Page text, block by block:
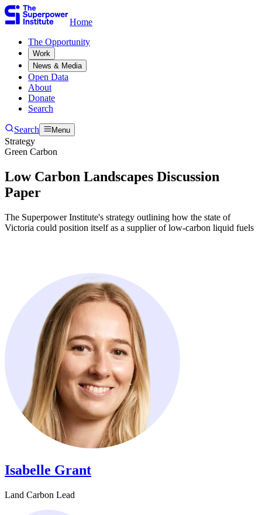
Home
The Opportunity​​​​‌ ‍ ​‍​‍‌‍ ‌ ​‍‌‍‍‌‌‍‌ ‌‍‍‌‌‍ ‍​‍​‍​ ‍‍​‍​‍‌ ​ ‌‍​‌‌‍ ‍‌‍‍‌‌ ‌​‌ ‍‌​‍ ‍‌‍‍‌‌‍ ​‍​‍​‍ ​​‍​‍‌‍‍​‌ ​‍‌‍‌‌‌‍‌‍​‍​‍​ ‍‍​‍​‍‌‍‍​‌ ‌​‌ ‌​‌ ​​​ ‍‍​‍ ​‍ ‌‍ ​‌‍ ‌‍​ ‌‍​‌‌‍ ​‌‍‍​‌‍ ‌ ​ ‌ ‌​​ ‍‍​ ​ ​ ​ ​ ​ ​ ​ ​‍ ‌‍‍‌‌‍ ‍‌ ‌​‌‍‌‌‌‍ ‍‌ ‌​​‍ ‌‍‌‌‌‍‌​‌‍‍‌‌ ‌​​‍ ‌‍ ‌‌‍ ‌‍‌​‌‍‌‌​ ‌‌ ​​‌ ​‍‌‍‌‌‌ ​ ‌‍‌‌‌‍ ‍‌ ‌​‌‍​‌‌ ‌​‌‍‍‌‌‍ ‌‍ ‍​ ‍ ‌‍‍‌‌‍‌​​ ‌​ ​‍​ ‌‍​ ‌‌​ ‌‍​ ​​‌‍‌‌​ ‍​​ ​​​‍ ‌​ ‌ ​ ‌​​ ‌‍​ ‌‌​‍ ‌​ ‌​​ ‍​​ ​ ​ ‍‌​‍ ‌​ ‍​​ ‌‍​ ​‍​ ‍‌​‍ ‌​ ‌‌​ ‌‌​ ‌ ​ ​‍‌‍‌‍​ ‍​​ ​‍​ ‍‌​ ‌‌​ ‍​​ ​​‌‍‌‌​ ‍ ‌ ‌​‌ ‍‌‌ ​​‌‍‌‌​ ‌‌ ​ ‌‍‌‌‌ ‌​‌ ‌​‌‍‍‌‌‍ ‍‌‍‌ ‌ ​ ​ ‍ ‌ ​​‌‍​‌‌ ‌​‌‍‍​​ ‌‌ ​ ‌‍‍‌‌ ‌​‌‍‌‌‌​ ‍‌‍​‌‌ ‌‍‌​‍‌‌ ‌​‌‍‌‌‌‍ ‌‌ ​ ​‍‌‌​ ‌‌‌​​‍‌‌ ‌‍‍ ‌‍‌‌‌ ‍‌​‍‌‌​ ​ ‌​‌​​‍‌‌​ ​ ‌​‌​​‍‌‌​ ​‍​ ​‍‌‍‌‌‌‍​‍‌‍‌‌‌‍​ ‌‍​‍‌‍​‌​ ​​​ ​​​ ​​​ ‌​​ ​​‌‍​ ​‍‌‌​ ​‍​ ​‍​‍‌‌​ ‌‌‌​‌​​‍ ‍‌‍ ​‌‍​‌‌‍​‍‌‍‌‌‌‍ ​​ ‌‍​‍‌‍​‌‌ ​ ‌‍‌‌‌‌‌‌‌ ​‍‌‍ ​​ ‌‌‍‍​‌ ‌​‌ ‌​‌ ​​​‍‌‌​ ​ ‌​​‌​‍‌‌​ ​‍‌​‌‍​‍‌‌​ ​‍‌​‌‍‌‍ ​‌‍ ‌‍​ ‌‍​‌‌‍ ​‌‍‍​‌‍ ‌ ​ ‌ ‌​​‍‌‌​ ​ ‌​​‌​ ​ ​ ​ ​ ​ ​ ​ ​‍‌‍‌‍‍‌‌‍‌​​ ‌​ ​‍​ ‌‍​ ‌‌​ ‌‍​ ​​‌‍‌‌​ ‍​​ ​​​‍ ‌​ ‌ ​ ‌​​ ‌‍​ ‌‌​‍ ‌​ ‌​​ ‍​​ ​ ​ ‍‌​‍ ‌​ ‍​​ ‌‍​ ​‍​ ‍‌​‍ ‌​ ‌‌​ ‌‌​ ‌ ​ ​‍‌‍‌‍​ ‍​​ ​‍​ ‍‌​ ‌‌​ ‍​​ ​​‌‍‌‌​‍‌‍‌ ‌​‌ ‍‌‌ ​​‌‍‌‌​ ‌‌ ​ ‌‍‌‌‌ ‌​‌ ‌​‌‍‍‌‌‍ ‍‌‍‌ ‌ ​ ​‍‌‍‌ ​​‌‍​‌‌ ‌​‌‍‍​​ ‌‌ ​ ‌‍‍‌‌ ‌​‌‍‌‌‌​ ‍‌‍​‌‌ ‌‍‌​‍‌‌ ‌​‌‍‌‌‌‍ ‌‌ ​ ​‍‌‌​ ‌‌‌​​‍‌‌ ‌‍‍ ‌‍‌‌‌ ‍‌​‍‌‌​ ​ ‌​‌​​‍‌‌​ ​ ‌​‌​​‍‌‌​ ​‍​ ​‍‌‍‌‌‌‍​‍‌‍‌‌‌‍​ ‌‍​‍‌‍​‌​ ​​​ ​​​ ​​​ ‌​​ ​​‌‍​ ​‍‌‌​ ​‍​ ​‍​‍‌‌​ ‌‌‌​‌​​‍ ‍‌‍ ​‌‍​‌‌‍​‍‌‍‌‌‌‍ ​​‍‌‍‌ ​​‌‍‌‌‌ ​‍‌ ​ ‌ ​​‌‍‌‌‌‍​ ‌ ‌​‌‍‍‌‌ ‌‍‌‍‌‌​ ‌‌ ​​‌ ‌‌‌‍​‍‌‍ ​‌‍‍‌‌ ​ ‌‍‍​‌‍‌‌‌‍‌​​‍​‍‌ ‌
Work​​​​‌ ‍ ​‍​‍‌‍ ‌ ​‍‌‍‍‌‌‍‌ ‌‍‍‌‌‍ ‍​‍​‍​ ‍‍​‍​‍‌ ​ ‌‍​‌‌‍ ‍‌‍‍‌‌ ‌​‌ ‍‌​‍ ‍‌‍‍‌‌‍ ​‍​‍​‍ ​​‍​‍‌‍‍​‌ ​‍‌‍‌‌‌‍‌‍​‍​‍​ ‍‍​‍​‍‌‍‍​‌ ‌​‌ ‌​‌ ​​​ ‍‍​‍ ​‍ ‌‍ ​‌‍ ‌‍​ ‌‍​‌‌‍ ​‌‍‍​‌‍ ‌ ​ ‌ ‌​​ ‍‍​ ​ ​ ​ ​ ​ ​ ​ ​‍ ‌‍‍‌‌‍ ‍‌ ‌​‌‍‌‌‌‍ ‍‌ ‌​​‍ ‌‍‌‌‌‍‌​‌‍‍‌‌ ‌​​‍ ‌‍ ‌‌‍ ‌‍‌​‌‍‌‌​ ‌‌ ​​‌ ​‍‌‍‌‌‌ ​ ‌‍‌‌‌‍ ‍‌ ‌​‌‍​‌‌ ‌​‌‍‍‌‌‍ ‌‍ ‍​ ‍ ‌‍‍‌‌‍‌​​ ‌​ ​‍​ ‌‍​ ‌‌​ ‌‍​ ​​‌‍‌‌​ ‍​​ ​​​‍ ‌​ ‌ ​ ‌​​ ‌‍​ ‌‌​‍ ‌​ ‌​​ ‍​​ ​ ​ ‍‌​‍ ‌​ ‍​​ ‌‍​ ​‍​ ‍‌​‍ ‌​ ‌‌​ ‌‌​ ‌ ​ ​‍‌‍‌‍​ ‍​​ ​‍​ ‍‌​ ‌‌​ ‍​​ ​​‌‍‌‌​ ‍ ‌ ‌​‌ ‍‌‌ ​​‌‍‌‌​ ‌‌ ​ ‌‍‌‌‌ ‌​‌ ‌​‌‍‍‌‌‍ ‍‌‍‌ ‌ ​ ​ ‍ ‌ ​​‌‍​‌‌ ‌​‌‍‍​​ ‌‌ ​ ‌‍‍‌‌ ‌​‌‍‌‌‌​ ‍‌‍​‌‌ ‌‍‌​‍‌‌ ‌​‌‍‌‌‌‍ ‌‌ ​ ​‍‌‌​ ‌‌‌​​‍‌‌ ‌‍‍ ‌‍‌‌‌ ‍‌​‍‌‌​ ​ ‌​‌​​‍‌‌​ ​ ‌​‌​​‍‌‌​ ​‍​ ​‍​ ‌‌​ ​​‌‍‌‍‌‍​‌‌‍‌​​ ‌‌​ ‌ ‌‍‌‍​ ‌ ‌‍​‌‌‍‌‌​ ​‍​ ‌ ​ ‌​‌‍‌‌​ ‍‌‌‍​ ​ ​​‌‍‌​​ ‍‌​ ​ ​ ‌‌​ ‌‌​ ​‍​ ‌ ​ ‌ ​ ‌‌‌‍‌​‌‍​‌​ ‍‌​ ​​​ ‌ ​‍‌‌​ ​‍​ ​‍​‍‌‌​ ‌‌‌​‌​​‍ ‍‌‍ ​‌‍​‌‌‍​‍‌‍‌‌‌‍ ​​ ‌‍​‍‌‍​‌‌ ​ ‌‍‌‌‌‌‌‌‌ ​‍‌‍ ​​ ‌‌‍‍​‌ ‌​‌ ‌​‌ ​​​‍‌‌​ ​ ‌​​‌​‍‌‌​ ​‍‌​‌‍​‍‌‌​ ​‍‌​‌‍‌‍ ​‌‍ ‌‍​ ‌‍​‌‌‍ ​‌‍‍​‌‍ ‌ ​ ‌ ‌​​‍‌‌​ ​ ‌​​‌​ ​ ​ ​ ​ ​ ​ ​ ​‍‌‍‌‍‍‌‌‍‌​​ ‌​ ​‍​ ‌‍​ ‌‌​ ‌‍​ ​​‌‍‌‌​ ‍​​ ​​​‍ ‌​ ‌ ​ ‌​​ ‌‍​ ‌‌​‍ ‌​ ‌​​ ‍​​ ​ ​ ‍‌​‍ ‌​ ‍​​ ‌‍​ ​‍​ ‍‌​‍ ‌​ ‌‌​ ‌‌​ ‌ ​ ​‍‌‍‌‍​ ‍​​ ​‍​ ‍‌​ ‌‌​ ‍​​ ​​‌‍‌‌​‍‌‍‌ ‌​‌ ‍‌‌ ​​‌‍‌‌​ ‌‌ ​ ‌‍‌‌‌ ‌​‌ ‌​‌‍‍‌‌‍ ‍‌‍‌ ‌ ​ ​‍‌‍‌ ​​‌‍​‌‌ ‌​‌‍‍​​ ‌‌ ​ ‌‍‍‌‌ ‌​‌‍‌‌‌​ ‍‌‍​‌‌ ‌‍‌​‍‌‌ ‌​‌‍‌‌‌‍ ‌‌ ​ ​‍‌‌​ ‌‌‌​​‍‌‌ ‌‍‍ ‌‍‌‌‌ ‍‌​‍‌‌​ ​ ‌​‌​​‍‌‌​ ​ ‌​‌​​‍‌‌​ ​‍​ ​‍​ ‌‌​ ​​‌‍‌‍‌‍​‌‌‍‌​​ ‌‌​ ‌ ‌‍‌‍​ ‌ ‌‍​‌‌‍‌‌​ ​‍​ ‌ ​ ‌​‌‍‌‌​ ‍‌‌‍​ ​ ​​‌‍‌​​ ‍‌​ ​ ​ ‌‌​ ‌‌​ ​‍​ ‌ ​ ‌ ​ ‌‌‌‍‌​‌‍​‌​ ‍‌​ ​​​ ‌ ​‍‌‌​ ​‍​ ​‍​‍‌‌​ ‌‌‌​‌​​‍ ‍‌‍ ​‌‍​‌‌‍​‍‌‍‌‌‌‍ ​​‍‌‍‌ ​​‌‍‌‌‌ ​‍‌ ​ ‌ ​​‌‍‌‌‌‍​ ‌ ‌​‌‍‍‌‌ ‌‍‌‍‌‌​ ‌‌ ​​‌ ‌‌‌‍​‍‌‍ ​‌‍‍‌‌ ​ ‌‍‍​‌‍‌‌‌‍‌​​‍​‍‌ ‌
News & Media​​​​‌ ‍ ​‍​‍‌‍ ‌ ​‍‌‍‍‌‌‍‌ ‌‍‍‌‌‍ ‍​‍​‍​ ‍‍​‍​‍‌ ​ ‌‍​‌‌‍ ‍‌‍‍‌‌ ‌​‌ ‍‌​‍ ‍‌‍‍‌‌‍ ​‍​‍​‍ ​​‍​‍‌‍‍​‌ ​‍‌‍‌‌‌‍‌‍​‍​‍​ ‍‍​‍​‍‌‍‍​‌ ‌​‌ ‌​‌ ​​​ ‍‍​‍ ​‍ ‌‍ ​‌‍ ‌‍​ ‌‍​‌‌‍ ​‌‍‍​‌‍ ‌ ​ ‌ ‌​​ ‍‍​ ​ ​ ​ ​ ​ ​ ​ ​‍ ‌‍‍‌‌‍ ‍‌ ‌​‌‍‌‌‌‍ ‍‌ ‌​​‍ ‌‍‌‌‌‍‌​‌‍‍‌‌ ‌​​‍ ‌‍ ‌‌‍ ‌‍‌​‌‍‌‌​ ‌‌ ​​‌ ​‍‌‍‌‌‌ ​ ‌‍‌‌‌‍ ‍‌ ‌​‌‍​‌‌ ‌​‌‍‍‌‌‍ ‌‍ ‍​ ‍ ‌‍‍‌‌‍‌​​ ‌​ ​‍​ ‌‍​ ‌‌​ ‌‍​ ​​‌‍‌‌​ ‍​​ ​​​‍ ‌​ ‌ ​ ‌​​ ‌‍​ ‌‌​‍ ‌​ ‌​​ ‍​​ ​ ​ ‍‌​‍ ‌​ ‍​​ ‌‍​ ​‍​ ‍‌​‍ ‌​ ‌‌​ ‌‌​ ‌ ​ ​‍‌‍‌‍​ ‍​​ ​‍​ ‍‌​ ‌‌​ ‍​​ ​​‌‍‌‌​ ‍ ‌ ‌​‌ ‍‌‌ ​​‌‍‌‌​ ‌‌ ​ ‌‍‌‌‌ ‌​‌ ‌​‌‍‍‌‌‍ ‍‌‍‌ ‌ ​ ​ ‍ ‌ ​​‌‍​‌‌ ‌​‌‍‍​​ ‌‌ ​ ‌‍‍‌‌ ‌​‌‍‌‌‌​ ‍‌‍​‌‌ ‌‍‌​‍‌‌ ‌​‌‍‌‌‌‍ ‌‌ ​ ​‍‌‌​ ‌‌‌​​‍‌‌ ‌‍‍ ‌‍‌‌‌ ‍‌​‍‌‌​ ​ ‌​‌​​‍‌‌​ ​ ‌​‌​​‍‌‌​ ​‍​ ​‍​ ​​​ ​ ​ ‌‌​ ‍‌​ ‌‍‌‍‌‌‌‍‌​‌‍‌‌​ ‍​​ ​​​ ‌ ​ ‌‌​‍‌‌​ ​‍​ ​‍​‍‌‌​ ‌‌‌​‌​​‍ ‍‌‍ ​‌‍​‌‌‍​‍‌‍‌‌‌‍ ​​ ‌‍​‍‌‍​‌‌ ​ ‌‍‌‌‌‌‌‌‌ ​‍‌‍ ​​ ‌‌‍‍​‌ ‌​‌ ‌​‌ ​​​‍‌‌​ ​ ‌​​‌​‍‌‌​ ​‍‌​‌‍​‍‌‌​ ​‍‌​‌‍‌‍ ​‌‍ ‌‍​ ‌‍​‌‌‍ ​‌‍‍​‌‍ ‌ ​ ‌ ‌​​‍‌‌​ ​ ‌​​‌​ ​ ​ ​ ​ ​ ​ ​ ​‍‌‍‌‍‍‌‌‍‌​​ ‌​ ​‍​ ‌‍​ ‌‌​ ‌‍​ ​​‌‍‌‌​ ‍​​ ​​​‍ ‌​ ‌ ​ ‌​​ ‌‍​ ‌‌​‍ ‌​ ‌​​ ‍​​ ​ ​ ‍‌​‍ ‌​ ‍​​ ‌‍​ ​‍​ ‍‌​‍ ‌​ ‌‌​ ‌‌​ ‌ ​ ​‍‌‍‌‍​ ‍​​ ​‍​ ‍‌​ ‌‌​ ‍​​ ​​‌‍‌‌​‍‌‍‌ ‌​‌ ‍‌‌ ​​‌‍‌‌​ ‌‌ ​ ‌‍‌‌‌ ‌​‌ ‌​‌‍‍‌‌‍ ‍‌‍‌ ‌ ​ ​‍‌‍‌ ​​‌‍​‌‌ ‌​‌‍‍​​ ‌‌ ​ ‌‍‍‌‌ ‌​‌‍‌‌‌​ ‍‌‍​‌‌ ‌‍‌​‍‌‌ ‌​‌‍‌‌‌‍ ‌‌ ​ ​‍‌‌​ ‌‌‌​​‍‌‌ ‌‍‍ ‌‍‌‌‌ ‍‌​‍‌‌​ ​ ‌​‌​​‍‌‌​ ​ ‌​‌​​‍‌‌​ ​‍​ ​‍​ ​​​ ​ ​ ‌‌​ ‍‌​ ‌‍‌‍‌‌‌‍‌​‌‍‌‌​ ‍​​ ​​​ ‌ ​ ‌‌​‍‌‌​ ​‍​ ​‍​‍‌‌​ ‌‌‌​‌​​‍ ‍‌‍ ​‌‍​‌‌‍​‍‌‍‌‌‌‍ ​​‍‌‍‌ ​​‌‍‌‌‌ ​‍‌ ​ ‌ ​​‌‍‌‌‌‍​ ‌ ‌​‌‍‍‌‌ ‌‍‌‍‌‌​ ‌‌ ​​‌ ‌‌‌‍​‍‌‍ ​‌‍‍‌‌ ​ ‌‍‍​‌‍‌‌‌‍‌​​‍​‍‌ ‌
Open Data​​​​‌ ‍ ​‍​‍‌‍ ‌ ​‍‌‍‍‌‌‍‌ ‌‍‍‌‌‍ ‍​‍​‍​ ‍‍​‍​‍‌ ​ ‌‍​‌‌‍ ‍‌‍‍‌‌ ‌​‌ ‍‌​‍ ‍‌‍‍‌‌‍ ​‍​‍​‍ ​​‍​‍‌‍‍​‌ ​‍‌‍‌‌‌‍‌‍​‍​‍​ ‍‍​‍​‍‌‍‍​‌ ‌​‌ ‌​‌ ​​​ ‍‍​‍ ​‍ ‌‍ ​‌‍ ‌‍​ ‌‍​‌‌‍ ​‌‍‍​‌‍ ‌ ​ ‌ ‌​​ ‍‍​ ​ ​ ​ ​ ​ ​ ​ ​‍ ‌‍‍‌‌‍ ‍‌ ‌​‌‍‌‌‌‍ ‍‌ ‌​​‍ ‌‍‌‌‌‍‌​‌‍‍‌‌ ‌​​‍ ‌‍ ‌‌‍ ‌‍‌​‌‍‌‌​ ‌‌ ​​‌ ​‍‌‍‌‌‌ ​ ‌‍‌‌‌‍ ‍‌ ‌​‌‍​‌‌ ‌​‌‍‍‌‌‍ ‌‍ ‍​ ‍ ‌‍‍‌‌‍‌​​ ‌​ ​‍​ ‌‍​ ‌‌​ ‌‍​ ​​‌‍‌‌​ ‍​​ ​​​‍ ‌​ ‌ ​ ‌​​ ‌‍​ ‌‌​‍ ‌​ ‌​​ ‍​​ ​ ​ ‍‌​‍ ‌​ ‍​​ ‌‍​ ​‍​ ‍‌​‍ ‌​ ‌‌​ ‌‌​ ‌ ​ ​‍‌‍‌‍​ ‍​​ ​‍​ ‍‌​ ‌‌​ ‍​​ ​​‌‍‌‌​ ‍ ‌ ‌​‌ ‍‌‌ ​​‌‍‌‌​ ‌‌ ​ ‌‍‌‌‌ ‌​‌ ‌​‌‍‍‌‌‍ ‍‌‍‌ ‌ ​ ​ ‍ ‌ ​​‌‍​‌‌ ‌​‌‍‍​​ ‌‌ ​ ‌‍‍‌‌ ‌​‌‍‌‌‌​ ‍‌‍​‌‌ ‌‍‌​‍‌‌ ‌​‌‍‌‌‌‍ ‌‌ ​ ​‍‌‌​ ‌‌‌​​‍‌‌ ‌‍‍ ‌‍‌‌‌ ‍‌​‍‌‌​ ​ ‌​‌​​‍‌‌​ ​ ‌​‌​​‍‌‌​ ​‍​ ​‍​ ‍​‌‍‌‍‌‍‌​​ ​ ​ ‍​‌‍​‍‌‍‌‌‌‍​ ​ ​‍‌‍​‍​ ‍‌​ ​ ​‍‌‌​ ​‍​ ​‍​‍‌‌​ ‌‌‌​‌​​‍ ‍‌‍ ​‌‍​‌‌‍​‍‌‍‌‌‌‍ ​​ ‌‍​‍‌‍​‌‌ ​ ‌‍‌‌‌‌‌‌‌ ​‍‌‍ ​​ ‌‌‍‍​‌ ‌​‌ ‌​‌ ​​​‍‌‌​ ​ ‌​​‌​‍‌‌​ ​‍‌​‌‍​‍‌‌​ ​‍‌​‌‍‌‍ ​‌‍ ‌‍​ ‌‍​‌‌‍ ​‌‍‍​‌‍ ‌ ​ ‌ ‌​​‍‌‌​ ​ ‌​​‌​ ​ ​ ​ ​ ​ ​ ​ ​‍‌‍‌‍‍‌‌‍‌​​ ‌​ ​‍​ ‌‍​ ‌‌​ ‌‍​ ​​‌‍‌‌​ ‍​​ ​​​‍ ‌​ ‌ ​ ‌​​ ‌‍​ ‌‌​‍ ‌​ ‌​​ ‍​​ ​ ​ ‍‌​‍ ‌​ ‍​​ ‌‍​ ​‍​ ‍‌​‍ ‌​ ‌‌​ ‌‌​ ‌ ​ ​‍‌‍‌‍​ ‍​​ ​‍​ ‍‌​ ‌‌​ ‍​​ ​​‌‍‌‌​‍‌‍‌ ‌​‌ ‍‌‌ ​​‌‍‌‌​ ‌‌ ​ ‌‍‌‌‌ ‌​‌ ‌​‌‍‍‌‌‍ ‍‌‍‌ ‌ ​ ​‍‌‍‌ ​​‌‍​‌‌ ‌​‌‍‍​​ ‌‌ ​ ‌‍‍‌‌ ‌​‌‍‌‌‌​ ‍‌‍​‌‌ ‌‍‌​‍‌‌ ‌​‌‍‌‌‌‍ ‌‌ ​ ​‍‌‌​ ‌‌‌​​‍‌‌ ‌‍‍ ‌‍‌‌‌ ‍‌​‍‌‌​ ​ ‌​‌​​‍‌‌​ ​ ‌​‌​​‍‌‌​ ​‍​ ​‍​ ‍​‌‍‌‍‌‍‌​​ ​ ​ ‍​‌‍​‍‌‍‌‌‌‍​ ​ ​‍‌‍​‍​ ‍‌​ ​ ​‍‌‌​ ​‍​ ​‍​‍‌‌​ ‌‌‌​‌​​‍ ‍‌‍ ​‌‍​‌‌‍​‍‌‍‌‌‌‍ ​​‍‌‍‌ ​​‌‍‌‌‌ ​‍‌ ​ ‌ ​​‌‍‌‌‌‍​ ‌ ‌​‌‍‍‌‌ ‌‍‌‍‌‌​ ‌‌ ​​‌ ‌‌‌‍​‍‌‍ ​‌‍‍‌‌ ​ ‌‍‍​‌‍‌‌‌‍‌​​‍​‍‌ ‌
About​​​​‌ ‍ ​‍​‍‌‍ ‌ ​‍‌‍‍‌‌‍‌ ‌‍‍‌‌‍ ‍​‍​‍​ ‍‍​‍​‍‌ ​ ‌‍​‌‌‍ ‍‌‍‍‌‌ ‌​‌ ‍‌​‍ ‍‌‍‍‌‌‍ ​‍​‍​‍ ​​‍​‍‌‍‍​‌ ​‍‌‍‌‌‌‍‌‍​‍​‍​ ‍‍​‍​‍‌‍‍​‌ ‌​‌ ‌​‌ ​​​ ‍‍​‍ ​‍ ‌‍ ​‌‍ ‌‍​ ‌‍​‌‌‍ ​‌‍‍​‌‍ ‌ ​ ‌ ‌​​ ‍‍​ ​ ​ ​ ​ ​ ​ ​ ​‍ ‌‍‍‌‌‍ ‍‌ ‌​‌‍‌‌‌‍ ‍‌ ‌​​‍ ‌‍‌‌‌‍‌​‌‍‍‌‌ ‌​​‍ ‌‍ ‌‌‍ ‌‍‌​‌‍‌‌​ ‌‌ ​​‌ ​‍‌‍‌‌‌ ​ ‌‍‌‌‌‍ ‍‌ ‌​‌‍​‌‌ ‌​‌‍‍‌‌‍ ‌‍ ‍​ ‍ ‌‍‍‌‌‍‌​​ ‌​ ​‍​ ‌‍​ ‌‌​ ‌‍​ ​​‌‍‌‌​ ‍​​ ​​​‍ ‌​ ‌ ​ ‌​​ ‌‍​ ‌‌​‍ ‌​ ‌​​ ‍​​ ​ ​ ‍‌​‍ ‌​ ‍​​ ‌‍​ ​‍​ ‍‌​‍ ‌​ ‌‌​ ‌‌​ ‌ ​ ​‍‌‍‌‍​ ‍​​ ​‍​ ‍‌​ ‌‌​ ‍​​ ​​‌‍‌‌​ ‍ ‌ ‌​‌ ‍‌‌ ​​‌‍‌‌​ ‌‌ ​ ‌‍‌‌‌ ‌​‌ ‌​‌‍‍‌‌‍ ‍‌‍‌ ‌ ​ ​ ‍ ‌ ​​‌‍​‌‌ ‌​‌‍‍​​ ‌‌ ​ ‌‍‍‌‌ ‌​‌‍‌‌‌​ ‍‌‍​‌‌ ‌‍‌​‍‌‌ ‌​‌‍‌‌‌‍ ‌‌ ​ ​‍‌‌​ ‌‌‌​​‍‌‌ ‌‍‍ ‌‍‌‌‌ ‍‌​‍‌‌​ ​ ‌​‌​​‍‌‌​ ​ ‌​‌​​‍‌‌​ ​‍​ ​‍​ ‌‍​ ​ ‌‍‌‌‌‍​‌‌‍​‍‌‍‌​‌‍‌‌​ ​​​ ‌‍​ ‌ ​ ‌ ​ ‌‌​‍‌‌​ ​‍​ ​‍​‍‌‌​ ‌‌‌​‌​​‍ ‍‌‍ ​‌‍​‌‌‍​‍‌‍‌‌‌‍ ​​ ‌‍​‍‌‍​‌‌ ​ ‌‍‌‌‌‌‌‌‌ ​‍‌‍ ​​ ‌‌‍‍​‌ ‌​‌ ‌​‌ ​​​‍‌‌​ ​ ‌​​‌​‍‌‌​ ​‍‌​‌‍​‍‌‌​ ​‍‌​‌‍‌‍ ​‌‍ ‌‍​ ‌‍​‌‌‍ ​‌‍‍​‌‍ ‌ ​ ‌ ‌​​‍‌‌​ ​ ‌​​‌​ ​ ​ ​ ​ ​ ​ ​ ​‍‌‍‌‍‍‌‌‍‌​​ ‌​ ​‍​ ‌‍​ ‌‌​ ‌‍​ ​​‌‍‌‌​ ‍​​ ​​​‍ ‌​ ‌ ​ ‌​​ ‌‍​ ‌‌​‍ ‌​ ‌​​ ‍​​ ​ ​ ‍‌​‍ ‌​ ‍​​ ‌‍​ ​‍​ ‍‌​‍ ‌​ ‌‌​ ‌‌​ ‌ ​ ​‍‌‍‌‍​ ‍​​ ​‍​ ‍‌​ ‌‌​ ‍​​ ​​‌‍‌‌​‍‌‍‌ ‌​‌ ‍‌‌ ​​‌‍‌‌​ ‌‌ ​ ‌‍‌‌‌ ‌​‌ ‌​‌‍‍‌‌‍ ‍‌‍‌ ‌ ​ ​‍‌‍‌ ​​‌‍​‌‌ ‌​‌‍‍​​ ‌‌ ​ ‌‍‍‌‌ ‌​‌‍‌‌‌​ ‍‌‍​‌‌ ‌‍‌​‍‌‌ ‌​‌‍‌‌‌‍ ‌‌ ​ ​‍‌‌​ ‌‌‌​​‍‌‌ ‌‍‍ ‌‍‌‌‌ ‍‌​‍‌‌​ ​ ‌​‌​​‍‌‌​ ​ ‌​‌​​‍‌‌​ ​‍​ ​‍​ ‌‍​ ​ ‌‍‌‌‌‍​‌‌‍​‍‌‍‌​‌‍‌‌​ ​​​ ‌‍​ ‌ ​ ‌ ​ ‌‌​‍‌‌​ ​‍​ ​‍​‍‌‌​ ‌‌‌​‌​​‍ ‍‌‍ ​‌‍​‌‌‍​‍‌‍‌‌‌‍ ​​‍‌‍‌ ​​‌‍‌‌‌ ​‍‌ ​ ‌ ​​‌‍‌‌‌‍​ ‌ ‌​‌‍‍‌‌ ‌‍‌‍‌‌​ ‌‌ ​​‌ ‌‌‌‍​‍‌‍ ​‌‍‍‌‌ ​ ‌‍‍​‌‍‌‌‌‍‌​​‍​‍‌ ‌
Donate​​​​‌ ‍ ​‍​‍‌‍ ‌ ​‍‌‍‍‌‌‍‌ ‌‍‍‌‌‍ ‍​‍​‍​ ‍‍​‍​‍‌ ​ ‌‍​‌‌‍ ‍‌‍‍‌‌ ‌​‌ ‍‌​‍ ‍‌‍‍‌‌‍ ​‍​‍​‍ ​​‍​‍‌‍‍​‌ ​‍‌‍‌‌‌‍‌‍​‍​‍​ ‍‍​‍​‍‌‍‍​‌ ‌​‌ ‌​‌ ​​​ ‍‍​‍ ​‍ ‌‍ ​‌‍ ‌‍​ ‌‍​‌‌‍ ​‌‍‍​‌‍ ‌ ​ ‌ ‌​​ ‍‍​ ​ ​ ​ ​ ​ ​ ​ ​‍ ‌‍‍‌‌‍ ‍‌ ‌​‌‍‌‌‌‍ ‍‌ ‌​​‍ ‌‍‌‌‌‍‌​‌‍‍‌‌ ‌​​‍ ‌‍ ‌‌‍ ‌‍‌​‌‍‌‌​ ‌‌ ​​‌ ​‍‌‍‌‌‌ ​ ‌‍‌‌‌‍ ‍‌ ‌​‌‍​‌‌ ‌​‌‍‍‌‌‍ ‌‍ ‍​ ‍ ‌‍‍‌‌‍‌​​ ‌​ ​‍​ ‌‍​ ‌‌​ ‌‍​ ​​‌‍‌‌​ ‍​​ ​​​‍ ‌​ ‌ ​ ‌​​ ‌‍​ ‌‌​‍ ‌​ ‌​​ ‍​​ ​ ​ ‍‌​‍ ‌​ ‍​​ ‌‍​ ​‍​ ‍‌​‍ ‌​ ‌‌​ ‌‌​ ‌ ​ ​‍‌‍‌‍​ ‍​​ ​‍​ ‍‌​ ‌‌​ ‍​​ ​​‌‍‌‌​ ‍ ‌ ‌​‌ ‍‌‌ ​​‌‍‌‌​ ‌‌ ​ ‌‍‌‌‌ ‌​‌ ‌​‌‍‍‌‌‍ ‍‌‍‌ ‌ ​ ​ ‍ ‌ ​​‌‍​‌‌ ‌​‌‍‍​​ ‌‌ ​ ‌‍‍‌‌ ‌​‌‍‌‌‌​ ‍‌‍​‌‌ ‌‍‌​‍‌‌ ‌​‌‍‌‌‌‍ ‌‌ ​ ​‍‌‌​ ‌‌‌​​‍‌‌ ‌‍‍ ‌‍‌‌‌ ‍‌​‍‌‌​ ​ ‌​‌​​‍‌‌​ ​ ‌​‌​​‍‌‌​ ​‍​ ​‍​ ‌​​ ‍‌​ ‌‍​ ​ ​ ‍​‌‍​ ​ ‌‌​ ​‍‌‍‌‌​ ​‍​ ‌‌‌‍‌‌​‍‌‌​ ​‍​ ​‍​‍‌‌​ ‌‌‌​‌​​‍ ‍‌‍ ​‌‍​‌‌‍​‍‌‍‌‌‌‍ ​​ ‌‍​‍‌‍​‌‌ ​ ‌‍‌‌‌‌‌‌‌ ​‍‌‍ ​​ ‌‌‍‍​‌ ‌​‌ ‌​‌ ​​​‍‌‌​ ​ ‌​​‌​‍‌‌​ ​‍‌​‌‍​‍‌‌​ ​‍‌​‌‍‌‍ ​‌‍ ‌‍​ ‌‍​‌‌‍ ​‌‍‍​‌‍ ‌ ​ ‌ ‌​​‍‌‌​ ​ ‌​​‌​ ​ ​ ​ ​ ​ ​ ​ ​‍‌‍‌‍‍‌‌‍‌​​ ‌​ ​‍​ ‌‍​ ‌‌​ ‌‍​ ​​‌‍‌‌​ ‍​​ ​​​‍ ‌​ ‌ ​ ‌​​ ‌‍​ ‌‌​‍ ‌​ ‌​​ ‍​​ ​ ​ ‍‌​‍ ‌​ ‍​​ ‌‍​ ​‍​ ‍‌​‍ ‌​ ‌‌​ ‌‌​ ‌ ​ ​‍‌‍‌‍​ ‍​​ ​‍​ ‍‌​ ‌‌​ ‍​​ ​​‌‍‌‌​‍‌‍‌ ‌​‌ ‍‌‌ ​​‌‍‌‌​ ‌‌ ​ ‌‍‌‌‌ ‌​‌ ‌​‌‍‍‌‌‍ ‍‌‍‌ ‌ ​ ​‍‌‍‌ ​​‌‍​‌‌ ‌​‌‍‍​​ ‌‌ ​ ‌‍‍‌‌ ‌​‌‍‌‌‌​ ‍‌‍​‌‌ ‌‍‌​‍‌‌ ‌​‌‍‌‌‌‍ ‌‌ ​ ​‍‌‌​ ‌‌‌​​‍‌‌ ‌‍‍ ‌‍‌‌‌ ‍‌​‍‌‌​ ​ ‌​‌​​‍‌‌​ ​ ‌​‌​​‍‌‌​ ​‍​ ​‍​ ‌​​ ‍‌​ ‌‍​ ​ ​ ‍​‌‍​ ​ ‌‌​ ​‍‌‍‌‌​ ​‍​ ‌‌‌‍‌‌​‍‌‌​ ​‍​ ​‍​‍‌‌​ ‌‌‌​‌​​‍ ‍‌‍ ​‌‍​‌‌‍​‍‌‍‌‌‌‍ ​​‍‌‍‌ ​​‌‍‌‌‌ ​‍‌ ​ ‌ ​​‌‍‌‌‌‍​ ‌ ‌​‌‍‍‌‌ ‌‍‌‍‌‌​ ‌‌ ​​‌ ‌‌‌‍​‍‌‍ ​‌‍‍‌‌ ​ ‌‍‍​‌‍‌‌‌‍‌​​‍​‍‌ ‌
Search
Search Menu
Strategy
Green Carbon​​​​‌ ‍ ​‍​‍‌‍ ‌ ​‍‌‍‍‌‌‍‌ ‌‍‍‌‌‍ ‍​‍​‍​ ‍‍​‍​‍‌ ​ ‌‍​‌‌‍ ‍‌‍‍‌‌ ‌​‌ ‍‌​‍ ‍‌‍‍‌‌‍ ​‍​‍​‍ ​​‍​‍‌‍‍​‌ ​‍‌‍‌‌‌‍‌‍​‍​‍​ ‍‍​‍​‍‌‍‍​‌ ‌​‌ ‌​‌ ​​​ ‍‍​‍ ​‍ ‌‍ ​‌‍ ‌‍​ ‌‍​‌‌‍ ​‌‍‍​‌‍ ‌ ​ ‌ ‌​​ ‍‍​ ​ ​ ​ ​ ​ ​ ​ ​‍ ‌‍‍‌‌‍ ‍‌ ‌​‌‍‌‌‌‍ ‍‌ ‌​​‍ ‌‍‌‌‌‍‌​‌‍‍‌‌ ‌​​‍ ‌‍ ‌‌‍ ‌‍‌​‌‍‌‌​ ‌‌ ​​‌ ​‍‌‍‌‌‌ ​ ‌‍‌‌‌‍ ‍‌ ‌​‌‍​‌‌ ‌​‌‍‍‌‌‍ ‌‍ ‍​ ‍ ‌‍‍‌‌‍‌​​ ‌​ ‌ ​ ​ ‌‍​ ‌‍‌‍​ ​​‌‍‌‍‌‍‌‍​ ‌‌​‍ ‌​ ​‍‌‍‌‍‌‍​‍‌‍​‌​‍ ‌​ ‌​‌‍‌‌​ ​​​ ‍​​‍ ‌​ ‍​​ ‌‌​ ‌‍​ ​‌​‍ ‌​ ‍‌​ ​ ​ ‌‍​ ‌‌​ ​​​ ‍‌​ ​‍​ ‍​​ ‌​​ ​‍​ ​‍‌‍‌‍​ ‍ ‌ ‌​‌ ‍‌‌ ​​‌‍‌‌​ ‌‌ ‌​‌‍‍​‌‍‌‌‌‍ ‌‌‍‌‌​ ‍ ‌ ​​‌‍​‌‌ ‌​‌‍‍​​ ‌‌‍ ‍‌‍​‌‌‍ ‌‌‍‌‌​ ‌‍​‍‌‍​‌‌ ​ ‌‍‌‌‌‌‌‌‌ ​‍‌‍ ​​ ‌‌‍‍​‌ ‌​‌ ‌​‌ ​​​‍‌‌​ ​ ‌​​‌​‍‌‌​ ​‍‌​‌‍​‍‌‌​ ​‍‌​‌‍‌‍ ​‌‍ ‌‍​ ‌‍​‌‌‍ ​‌‍‍​‌‍ ‌ ​ ‌ ‌​​‍‌‌​ ​ ‌​​‌​ ​ ​ ​ ​ ​ ​ ​ ​‍‌‍‌‍‍‌‌‍‌​​ ‌​ ‌ ​ ​ ‌‍​ ‌‍‌‍​ ​​‌‍‌‍‌‍‌‍​ ‌‌​‍ ‌​ ​‍‌‍‌‍‌‍​‍‌‍​‌​‍ ‌​ ‌​‌‍‌‌​ ​​​ ‍​​‍ ‌​ ‍​​ ‌‌​ ‌‍​ ​‌​‍ ‌​ ‍‌​ ​ ​ ‌‍​ ‌‌​ ​​​ ‍‌​ ​‍​ ‍​​ ‌​​ ​‍​ ​‍‌‍‌‍​‍‌‍‌ ‌​‌ ‍‌‌ ​​‌‍‌‌​ ‌‌ ‌​‌‍‍​‌‍‌‌‌‍ ‌‌‍‌‌​‍‌‍‌ ​​‌‍​‌‌ ‌​‌‍‍​​ ‌‌‍ ‍‌‍​‌‌‍ ‌‌‍‌‌​‍‌‍‌ ​​‌‍‌‌‌ ​‍‌ ​ ‌ ​​‌‍‌‌‌‍​ ‌ ‌​‌‍‍‌‌ ‌‍‌‍‌‌​ ‌‌ ​​‌ ‌‌‌‍​‍‌‍ ​‌‍‍‌‌ ​ ‌‍‍​‌‍‌‌‌‍‌​​‍​‍‌ ‌
Low Carbon Landscapes Discussion
Paper​​​​‌ ‍ ​‍​‍‌‍ ‌ ​‍‌‍‍‌‌‍‌ ‌‍‍‌‌‍ ‍​‍​‍​ ‍‍​‍​‍‌ ​ ‌‍​‌‌‍ ‍‌‍‍‌‌ ‌​‌ ‍‌​‍ ‍‌‍‍‌‌‍ ​‍​‍​‍ ​​‍​‍‌‍‍​‌ ​‍‌‍‌‌‌‍‌‍​‍​‍​ ‍‍​‍​‍‌‍‍​‌ ‌​‌ ‌​‌ ​​​ ‍‍​‍ ​‍ ‌‍ ​‌‍ ‌‍​ ‌‍​‌‌‍ ​‌‍‍​‌‍ ‌ ​ ‌ ‌​​ ‍‍​ ​ ​ ​ ​ ​ ​ ​ ​‍ ‌‍‍‌‌‍ ‍‌ ‌​‌‍‌‌‌‍ ‍‌ ‌​​‍ ‌‍‌‌‌‍‌​‌‍‍‌‌ ‌​​‍ ‌‍ ‌‌‍ ‌‍‌​‌‍‌‌​ ‌‌ ​​‌ ​‍‌‍‌‌‌ ​ ‌‍‌‌‌‍ ‍‌ ‌​‌‍​‌‌ ‌​‌‍‍‌‌‍ ‌‍ ‍​ ‍ ‌‍‍‌‌‍‌​​ ‌​ ​‌​ ‌ ‌‍‌‍​ ‌​‌‍​‍‌‍‌‌‌‍‌​‌‍‌‌​‍ ‌‌‍‌​​ ​ ‌‍​‌​ ‌ ​‍ ‌​ ‌​​ ​ ​ ‌‌‌‍​‍​‍ ‌‌‍​‌‌‍‌‍‌‍​‌​ ‍​​‍ ‌‌‍‌‌‌‍​ ​ ‍‌​ ‌‍​ ​‌‌‍​ ​ ‍​​ ​‌​ ‍‌​ ​‌‌‍​‌​ ‌ ​ ‍ ‌ ‌​‌ ‍‌‌ ​​‌‍‌‌​ ‌‌ ‌ ‌‍ ‌ ​‍‌‍‍ ​ ‍ ‌ ​​‌‍​‌‌ ‌​‌‍‍​​ ‌‌ ‌​‌‍‍‌‌ ‌​‌‍ ​‌‍‌‌​ ‌‍​‍‌‍​‌‌ ​ ‌‍‌‌‌‌‌‌‌ ​‍‌‍ ​​ ‌‌‍‍​‌ ‌​‌ ‌​‌ ​​​‍‌‌​ ​ ‌​​‌​‍‌‌​ ​‍‌​‌‍​‍‌‌​ ​‍‌​‌‍‌‍ ​‌‍ ‌‍​ ‌‍​‌‌‍ ​‌‍‍​‌‍ ‌ ​ ‌ ‌​​‍‌‌​ ​ ‌​​‌​ ​ ​ ​ ​ ​ ​ ​ ​‍‌‍‌‍‍‌‌‍‌​​ ‌​ ​‌​ ‌ ‌‍‌‍​ ‌​‌‍​‍‌‍‌‌‌‍‌​‌‍‌‌​‍ ‌‌‍‌​​ ​ ‌‍​‌​ ‌ ​‍ ‌​ ‌​​ ​ ​ ‌‌‌‍​‍​‍ ‌‌‍​‌‌‍‌‍‌‍​‌​ ‍​​‍ ‌‌‍‌‌‌‍​ ​ ‍‌​ ‌‍​ ​‌‌‍​ ​ ‍​​ ​‌​ ‍‌​ ​‌‌‍​‌​ ‌ ​‍‌‍‌ ‌​‌ ‍‌‌ ​​‌‍‌‌​ ‌‌ ‌ ‌‍ ‌ ​‍‌‍‍ ​‍‌‍‌ ​​‌‍​‌‌ ‌​‌‍‍​​ ‌‌ ‌​‌‍‍‌‌ ‌​‌‍ ​‌‍‌‌​‍‌‍‌ ​​‌‍‌‌‌ ​‍‌ ​ ‌ ​​‌‍‌‌‌‍​ ‌ ‌​‌‍‍‌‌ ‌‍‌‍‌‌​ ‌‌ ​​‌ ‌‌‌‍​‍‌‍ ​‌‍‍‌‌ ​ ‌‍‍​‌‍‌‌‌‍‌​​‍​‍‌ ‌
The Superpower Institute's strategy outlining how the state of
Victoria could position itself as a supplier of low-carbon liquid fuels​​​​‌ ‍ ​‍​‍‌‍ ‌ ​‍‌‍‍‌‌‍‌ ‌‍‍‌‌‍ ‍​‍​‍​ ‍‍​‍​‍‌ ​ ‌‍​‌‌‍ ‍‌‍‍‌‌ ‌​‌ ‍‌​‍ ‍‌‍‍‌‌‍ ​‍​‍​‍ ​​‍​‍‌‍‍​‌ ​‍‌‍‌‌‌‍‌‍​‍​‍​ ‍‍​‍​‍‌‍‍​‌ ‌​‌ ‌​‌ ​​​ ‍‍​‍ ​‍ ‌‍ ​‌‍ ‌‍​ ‌‍​‌‌‍ ​‌‍‍​‌‍ ‌ ​ ‌ ‌​​ ‍‍​ ​ ​ ​ ​ ​ ​ ​ ​‍ ‌‍‍‌‌‍ ‍‌ ‌​‌‍‌‌‌‍ ‍‌ ‌​​‍ ‌‍‌‌‌‍‌​‌‍‍‌‌ ‌​​‍ ‌‍ ‌‌‍ ‌‍‌​‌‍‌‌​ ‌‌ ​​‌ ​‍‌‍‌‌‌ ​ ‌‍‌‌‌‍ ‍‌ ‌​‌‍​‌‌ ‌​‌‍‍‌‌‍ ‌‍ ‍​ ‍ ‌‍‍‌‌‍‌​​ ‌​ ​‌​ ‌ ‌‍‌‍​ ‌​‌‍​‍‌‍‌‌‌‍‌​‌‍‌‌​‍ ‌‌‍‌​​ ​ ‌‍​‌​ ‌ ​‍ ‌​ ‌​​ ​ ​ ‌‌‌‍​‍​‍ ‌‌‍​‌‌‍‌‍‌‍​‌​ ‍​​‍ ‌‌‍‌‌‌‍​ ​ ‍‌​ ‌‍​ ​‌‌‍​ ​ ‍​​ ​‌​ ‍‌​ ​‌‌‍​‌​ ‌ ​ ‍ ‌ ‌​‌ ‍‌‌ ​​‌‍‌‌​ ‌‌ ‌ ‌‍ ‌ ​‍‌‍‍ ​ ‍ ‌ ​​‌‍​‌‌ ‌​‌‍‍​​ ‌‌‍‌​‌‍‌‌‌ ​ ‌‍​ ‌ ​‍‌‍‍‌‌ ​​‌ ‌​‌‍‍‌‌‍ ‌‍ ‍​‍‌‌​ ‌‌‌​​‍‌‌ ‌‍‍ ‌‍‌‌‌ ‍‌​‍‌‌​ ​ ‌​‌​​‍‌‌​ ​ ‌​‌​​‍‌‌​ ​‍​ ​‍‌‍‌‍‌‍‌‍​ ‌‍​ ​ ‌‍‌‍​ ‌‌​ ​​​ ‍‌​ ​ ‌‍​‍​ ‍​‌‍‌​​‍‌‌​ ​‍​ ​‍​‍‌‌​ ‌‌‌​‌​​‍ ‍‌‍​ ‌‍‍​‌‍‍‌‌‍ ​‌‍‌​‌ ​‍‌‍‌‌‌‍ ‍​‍‌‌​ ‌‌‌​​‍‌‌ ‌‍‍ ‌‍‌‌‌ ‍‌​‍‌‌​ ​ ‌​‌​​‍‌‌​ ​ ‌​‌​​‍‌‌​ ​‍​ ​‍‌‍​‌​ ​​​ ‍​​ ​‍‌‍​‍‌‍​‍‌‍‌‌​ ‌​​ ‌​‌‍‌​​ ‍‌​ ‌‌​‍‌‌​ ​‍​ ​‍​‍‌‌​ ‌‌‌​‌​​‍ ‍‌ ‌​‌‍‌‌‌ ‍​‌ ‌​​ ‌‍​‍‌‍​‌‌ ​ ‌‍‌‌‌‌‌‌‌ ​‍‌‍ ​​ ‌‌‍‍​‌ ‌​‌ ‌​‌ ​​​‍‌‌​ ​ ‌​​‌​‍‌‌​ ​‍‌​‌‍​‍‌‌​ ​‍‌​‌‍‌‍ ​‌‍ ‌‍​ ‌‍​‌‌‍ ​‌‍‍​‌‍ ‌ ​ ‌ ‌​​‍‌‌​ ​ ‌​​‌​ ​ ​ ​ ​ ​ ​ ​ ​‍‌‍‌‍‍‌‌‍‌​​ ‌​ ​‌​ ‌ ‌‍‌‍​ ‌​‌‍​‍‌‍‌‌‌‍‌​‌‍‌‌​‍ ‌‌‍‌​​ ​ ‌‍​‌​ ‌ ​‍ ‌​ ‌​​ ​ ​ ‌‌‌‍​‍​‍ ‌‌‍​‌‌‍‌‍‌‍​‌​ ‍​​‍ ‌‌‍‌‌‌‍​ ​ ‍‌​ ‌‍​ ​‌‌‍​ ​ ‍​​ ​‌​ ‍‌​ ​‌‌‍​‌​ ‌ ​‍‌‍‌ ‌​‌ ‍‌‌ ​​‌‍‌‌​ ‌‌ ‌ ‌‍ ‌ ​‍‌‍‍ ​‍‌‍‌ ​​‌‍​‌‌ ‌​‌‍‍​​ ‌‌‍‌​‌‍‌‌‌ ​ ‌‍​ ‌ ​‍‌‍‍‌‌ ​​‌ ‌​‌‍‍‌‌‍ ‌‍ ‍​‍‌‌​ ‌‌‌​​‍‌‌ ‌‍‍ ‌‍‌‌‌ ‍‌​‍‌‌​ ​ ‌​‌​​‍‌‌​ ​ ‌​‌​​‍‌‌​ ​‍​ ​‍‌‍‌‍‌‍‌‍​ ‌‍​ ​ ‌‍‌‍​ ‌‌​ ​​​ ‍‌​ ​ ‌‍​‍​ ‍​‌‍‌​​‍‌‌​ ​‍​ ​‍​‍‌‌​ ‌‌‌​‌​​‍ ‍‌‍​ ‌‍‍​‌‍‍‌‌‍ ​‌‍‌​‌ ​‍‌‍‌‌‌‍ ‍​‍‌‌​ ‌‌‌​​‍‌‌ ‌‍‍ ‌‍‌‌‌ ‍‌​‍‌‌​ ​ ‌​‌​​‍‌‌​ ​ ‌​‌​​‍‌‌​ ​‍​ ​‍‌‍​‌​ ​​​ ‍​​ ​‍‌‍​‍‌‍​‍‌‍‌‌​ ‌​​ ‌​‌‍‌​​ ‍‌​ ‌‌​‍‌‌​ ​‍​ ​‍​‍‌‌​ ‌‌‌​‌​​‍ ‍‌ ‌​‌‍‌‌‌ ‍​‌ ‌​​‍‌‍‌ ​​‌‍‌‌‌ ​‍‌ ​ ‌ ​​‌‍‌‌‌‍​ ‌ ‌​‌‍‍‌‌ ‌‍‌‍‌‌​ ‌‌ ​​‌ ‌‌‌‍​‍‌‍ ​‌‍‍‌‌ ​ ‌‍‍​‌‍‌‌‌‍‌​​‍​‍‌ ‌
Isabelle Grant​​​​‌ ‍ ​‍​‍‌‍ ‌ ​‍‌‍‍‌‌‍‌ ‌‍‍‌‌‍ ‍​‍​‍​ ‍‍​‍​‍‌ ​ ‌‍​‌‌‍ ‍‌‍‍‌‌ ‌​‌ ‍‌​‍ ‍‌‍‍‌‌‍ ​‍​‍​‍ ​​‍​‍‌‍‍​‌ ​‍‌‍‌‌‌‍‌‍​‍​‍​ ‍‍​‍​‍‌‍‍​‌ ‌​‌ ‌​‌ ​​​ ‍‍​‍ ​‍ ‌‍ ​‌‍ ‌‍​ ‌‍​‌‌‍ ​‌‍‍​‌‍ ‌ ​ ‌ ‌​​ ‍‍​ ​ ​ ​ ​ ​ ​ ​ ​‍ ‌‍‍‌‌‍ ‍‌ ‌​‌‍‌‌‌‍ ‍‌ ‌​​‍ ‌‍‌‌‌‍‌​‌‍‍‌‌ ‌​​‍ ‌‍ ‌‌‍ ‌‍‌​‌‍‌‌​ ‌‌ ​​‌ ​‍‌‍‌‌‌ ​ ‌‍‌‌‌‍ ‍‌ ‌​‌‍​‌‌ ‌​‌‍‍‌‌‍ ‌‍ ‍​ ‍ ‌‍‍‌‌‍‌​​ ‌​ ​‍‌‍​‍​ ‌‍​ ‌‌‌‍‌‍​ ​​​ ‌​‌‍​‌​‍ ‌‌‍​‌​ ‌‌​ ​‍​ ​‌​‍ ‌​ ‌​​ ‌ ​ ‌​‌‍‌‍​‍ ‌​ ‍​‌‍‌‌‌‍‌‍‌‍‌‌​‍ ‌​ ​‌​ ‌‌​ ​​​ ‌​​ ​​​ ​​‌‍​ ​ ​‍‌‍​‌​ ‌​​ ​ ​ ‍‌​ ‍ ‌ ‌​‌ ‍‌‌ ​​‌‍‌‌​ ‌‌‍​‌‌ ‌‌‌ ‌​‌‍‍​‌‍ ‌ ​‍​ ‍ ‌ ​​‌‍​‌‌ ‌​‌‍‍​​ ‌‌‍ ‍‌‍​‌‌‍ ‌‌‍‌‌​ ‌‍​‍‌‍​‌‌ ​ ‌‍‌‌‌‌‌‌‌ ​‍‌‍ ​​ ‌‌‍‍​‌ ‌​‌ ‌​‌ ​​​‍‌‌​ ​ ‌​​‌​‍‌‌​ ​‍‌​‌‍​‍‌‌​ ​‍‌​‌‍‌‍ ​‌‍ ‌‍​ ‌‍​‌‌‍ ​‌‍‍​‌‍ ‌ ​ ‌ ‌​​‍‌‌​ ​ ‌​​‌​ ​ ​ ​ ​ ​ ​ ​ ​‍‌‍‌‍‍‌‌‍‌​​ ‌​ ​‍‌‍​‍​ ‌‍​ ‌‌‌‍‌‍​ ​​​ ‌​‌‍​‌​‍ ‌‌‍​‌​ ‌‌​ ​‍​ ​‌​‍ ‌​ ‌​​ ‌ ​ ‌​‌‍‌‍​‍ ‌​ ‍​‌‍‌‌‌‍‌‍‌‍‌‌​‍ ‌​ ​‌​ ‌‌​ ​​​ ‌​​ ​​​ ​​‌‍​ ​ ​‍‌‍​‌​ ‌​​ ​ ​ ‍‌​‍‌‍‌ ‌​‌ ‍‌‌ ​​‌‍‌‌​ ‌‌‍​‌‌ ‌‌‌ ‌​‌‍‍​‌‍ ‌ ​‍​‍‌‍‌ ​​‌‍​‌‌ ‌​‌‍‍​​ ‌‌‍ ‍‌‍​‌‌‍ ‌‌‍‌‌​‍‌‍‌ ​​‌‍‌‌‌ ​‍‌ ​ ‌ ​​‌‍‌‌‌‍​ ‌ ‌​‌‍‍‌‌ ‌‍‌‍‌‌​ ‌‌ ​​‌ ‌‌‌‍​‍‌‍ ​‌‍‍‌‌ ​ ‌‍‍​‌‍‌‌‌‍‌​​‍​‍‌ ‌
Land Carbon Lead​​​​‌ ‍ ​‍​‍‌‍ ‌ ​‍‌‍‍‌‌‍‌ ‌‍‍‌‌‍ ‍​‍​‍​ ‍‍​‍​‍‌ ​ ‌‍​‌‌‍ ‍‌‍‍‌‌ ‌​‌ ‍‌​‍ ‍‌‍‍‌‌‍ ​‍​‍​‍ ​​‍​‍‌‍‍​‌ ​‍‌‍‌‌‌‍‌‍​‍​‍​ ‍‍​‍​‍‌‍‍​‌ ‌​‌ ‌​‌ ​​​ ‍‍​‍ ​‍ ‌‍ ​‌‍ ‌‍​ ‌‍​‌‌‍ ​‌‍‍​‌‍ ‌ ​ ‌ ‌​​ ‍‍​ ​ ​ ​ ​ ​ ​ ​ ​‍ ‌‍‍‌‌‍ ‍‌ ‌​‌‍‌‌‌‍ ‍‌ ‌​​‍ ‌‍‌‌‌‍‌​‌‍‍‌‌ ‌​​‍ ‌‍ ‌‌‍ ‌‍‌​‌‍‌‌​ ‌‌ ​​‌ ​‍‌‍‌‌‌ ​ ‌‍‌‌‌‍ ‍‌ ‌​‌‍​‌‌ ‌​‌‍‍‌‌‍ ‌‍ ‍​ ‍ ‌‍‍‌‌‍‌​​ ‌​ ​‍‌‍​‍​ ‌‍​ ‌‌‌‍‌‍​ ​​​ ‌​‌‍​‌​‍ ‌‌‍​‌​ ‌‌​ ​‍​ ​‌​‍ ‌​ ‌​​ ‌ ​ ‌​‌‍‌‍​‍ ‌​ ‍​‌‍‌‌‌‍‌‍‌‍‌‌​‍ ‌​ ​‌​ ‌‌​ ​​​ ‌​​ ​​​ ​​‌‍​ ​ ​‍‌‍​‌​ ‌​​ ​ ​ ‍‌​ ‍ ‌ ‌​‌ ‍‌‌ ​​‌‍‌‌​ ‌‌‍​‌‌ ‌‌‌ ‌​‌‍‍​‌‍ ‌ ​‍​ ‍ ‌ ​​‌‍​‌‌ ‌​‌‍‍​​ ‌‌ ‌​‌‍‍‌‌ ‌​‌‍ ​‌‍‌‌​ ‌‍​‍‌‍​‌‌ ​ ‌‍‌‌‌‌‌‌‌ ​‍‌‍ ​​ ‌‌‍‍​‌ ‌​‌ ‌​‌ ​​​‍‌‌​ ​ ‌​​‌​‍‌‌​ ​‍‌​‌‍​‍‌‌​ ​‍‌​‌‍‌‍ ​‌‍ ‌‍​ ‌‍​‌‌‍ ​‌‍‍​‌‍ ‌ ​ ‌ ‌​​‍‌‌​ ​ ‌​​‌​ ​ ​ ​ ​ ​ ​ ​ ​‍‌‍‌‍‍‌‌‍‌​​ ‌​ ​‍‌‍​‍​ ‌‍​ ‌‌‌‍‌‍​ ​​​ ‌​‌‍​‌​‍ ‌‌‍​‌​ ‌‌​ ​‍​ ​‌​‍ ‌​ ‌​​ ‌ ​ ‌​‌‍‌‍​‍ ‌​ ‍​‌‍‌‌‌‍‌‍‌‍‌‌​‍ ‌​ ​‌​ ‌‌​ ​​​ ‌​​ ​​​ ​​‌‍​ ​ ​‍‌‍​‌​ ‌​​ ​ ​ ‍‌​‍‌‍‌ ‌​‌ ‍‌‌ ​​‌‍‌‌​ ‌‌‍​‌‌ ‌‌‌ ‌​‌‍‍​‌‍ ‌ ​‍​‍‌‍‌ ​​‌‍​‌‌ ‌​‌‍‍​​ ‌‌ ‌​‌‍‍‌‌ ‌​‌‍ ​‌‍‌‌​‍‌‍‌ ​​‌‍‌‌‌ ​‍‌ ​ ‌ ​​‌‍‌‌‌‍​ ‌ ‌​‌‍‍‌‌ ‌‍‌‍‌‌​ ‌‌ ​​‌ ‌‌‌‍​‍‌‍ ​‌‍‍‌‌ ​ ‌‍‍​‌‍‌‌‌‍‌​​‍​‍‌ ‌